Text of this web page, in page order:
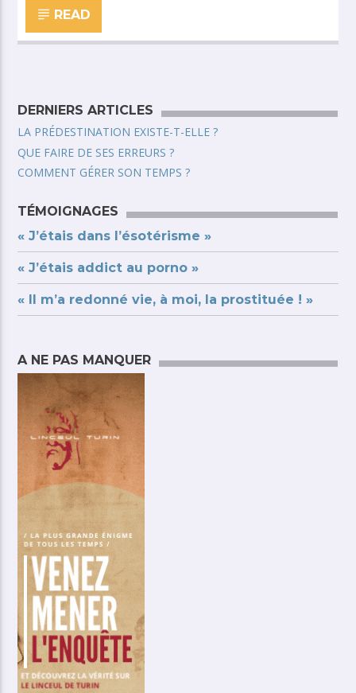
READ
DERNIERS ARTICLES
LA PRÉDESTINATION EXISTE-T-ELLE ?
QUE FAIRE DE SES ERREURS ?
COMMENT GÉRER SON TEMPS ?
TÉMOIGNAGES
« J’étais dans l’ésotérisme »
« J’étais addict au porno »
« Il m’a redonné vie, à moi, la prostituée ! »
A NE PAS MANQUER